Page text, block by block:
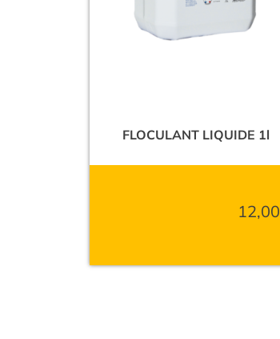
FLOCULANT LIQUIDE 1l
12,00